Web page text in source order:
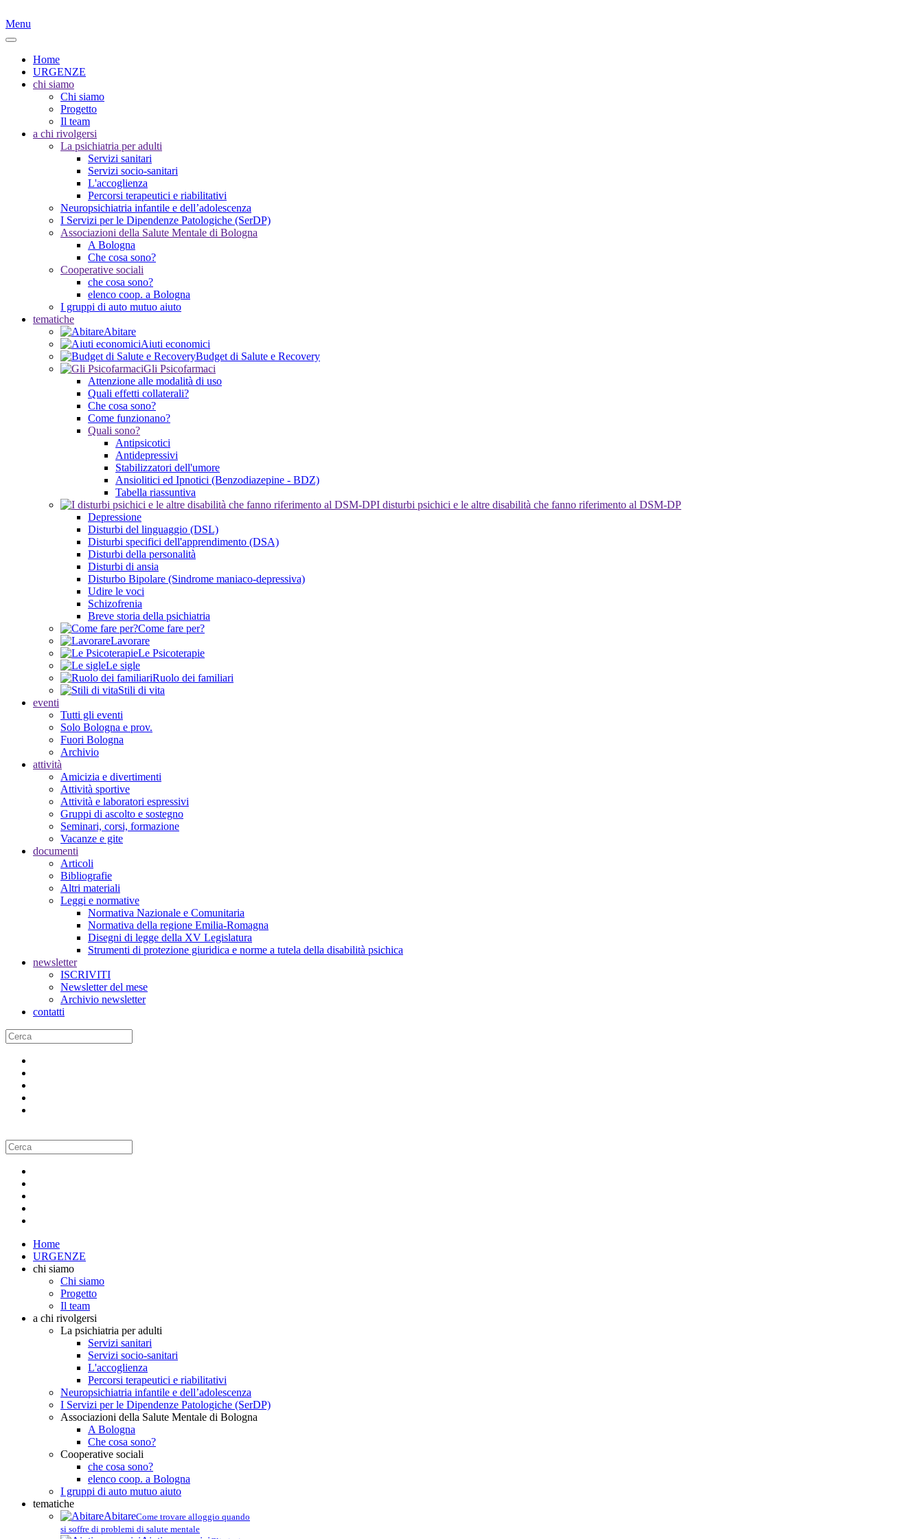
Menu
Home
URGENZE
chi siamo
Chi siamo
Progetto
Il team
a chi rivolgersi
La psichiatria per adulti
Servizi sanitari
Servizi socio-sanitari
L'accoglienza
Percorsi terapeutici e riabilitativi
Neuropsichiatria infantile e dell’adolescenza
I Servizi per le Dipendenze Patologiche (SerDP)
Associazioni della Salute Mentale di Bologna
A Bologna
Che cosa sono?
Cooperative sociali
che cosa sono?
elenco coop. a Bologna
I gruppi di auto mutuo aiuto
tematiche
Abitare
Aiuti economici
Budget di Salute e Recovery
Gli Psicofarmaci
Attenzione alle modalità di uso
Quali effetti collaterali?
Che cosa sono?
Come funzionano?
Quali sono?
Antipsicotici
Antidepressivi
Stabilizzatori dell'umore
Ansiolitici ed Ipnotici (Benzodiazepine - BDZ)
Tabella riassuntiva
I disturbi psichici e le altre disabilità che fanno riferimento al DSM-DP
Depressione
Disturbi del linguaggio (DSL)
Disturbi specifici dell'apprendimento (DSA)
Disturbi della personalità
Disturbi di ansia
Disturbo Bipolare (Sindrome maniaco-depressiva)
Udire le voci
Schizofrenia
Breve storia della psichiatria
Come fare per?
Lavorare
Le Psicoterapie
Le sigle
Ruolo dei familiari
Stili di vita
eventi
Tutti gli eventi
Solo Bologna e prov.
Fuori Bologna
Archivio
attività
Amicizia e divertimenti
Attività sportive
Attività e laboratori espressivi
Gruppi di ascolto e sostegno
Seminari, corsi, formazione
Vacanze e gite
documenti
Articoli
Bibliografie
Altri materiali
Leggi e normative
Normativa Nazionale e Comunitaria
Normativa della regione Emilia-Romagna
Disegni di legge della XV Legislatura
Strumenti di protezione giuridica e norme a tutela della disabilità psichica
newsletter
ISCRIVITI
Newsletter del mese
Archivio newsletter
contatti
Home
URGENZE
chi siamo
Chi siamo
Progetto
Il team
a chi rivolgersi
La psichiatria per adulti
Servizi sanitari
Servizi socio-sanitari
L'accoglienza
Percorsi terapeutici e riabilitativi
Neuropsichiatria infantile e dell’adolescenza
I Servizi per le Dipendenze Patologiche (SerDP)
Associazioni della Salute Mentale di Bologna
A Bologna
Che cosa sono?
Cooperative sociali
che cosa sono?
elenco coop. a Bologna
I gruppi di auto mutuo aiuto
tematiche
AbitareCome trovare alloggio quando
si soffre di problemi di salute mentale